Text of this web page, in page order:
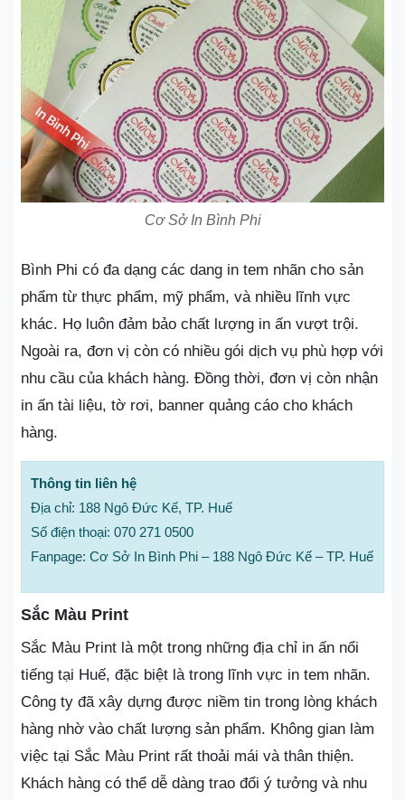
Cơ Sở In Bình Phi
Bình Phi có đa dạng các dang in tem nhãn cho sản
phẩm từ thực phẩm, mỹ phẩm, và nhiều lĩnh vực
khác. Họ luôn đảm bảo chất lượng in ấn vượt trội.
Ngoài ra, đơn vị còn có nhiều gói dịch vụ phù hợp với
nhu cầu của khách hàng. Đồng thời, đơn vị còn nhận
in ấn tài liệu, tờ rơi, banner quảng cáo cho khách
hàng.
Thông tin liên hệ
Địa chỉ: 188 Ngô Đức Kế, TP. Huế
Số điện thoại: 070 271 0500
Fanpage: Cơ Sở In Bình Phi – 188 Ngô Đức Kế – TP. Huế
Sắc Màu Print
Sắc Màu Print là một trong những địa chỉ in ấn nổi
tiếng tại Huế, đặc biệt là trong lĩnh vực in tem nhãn.
Công ty đã xây dựng được niềm tin trong lòng khách
hàng nhờ vào chất lượng sản phẩm. Không gian làm
việc tại Sắc Màu Print rất thoải mái và thân thiện.
Khách hàng có thể dễ dàng trao đổi ý tưởng và nhu